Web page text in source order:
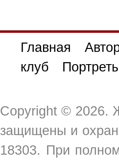
Главная
клуб
Copyright © 2026.
защищены и
18303. При